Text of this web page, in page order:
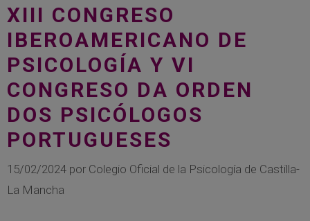
XIII CONGRESO
IBEROAMERICANO DE
PSICOLOGÍA Y VI
CONGRESO DA ORDEN
DOS PSICÓLOGOS
PORTUGUESES
15/02/2024 por Colegio Oficial de la Psicología de Castilla-
La Mancha